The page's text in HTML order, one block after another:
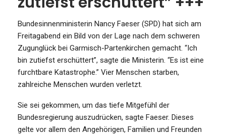
Bundesinnenministerin Nancy Faeser (SPD) hat sich am
Freitagabend ein Bild von der Lage nach dem schweren
Zugunglück bei Garmisch-Partenkirchen gemacht. “Ich
bin zutiefst erschüttert”, sagte die Ministerin. “Es ist eine
furchtbare Katastrophe.” Vier Menschen starben,
zahlreiche Menschen wurden verletzt.
Sie sei gekommen, um das tiefe Mitgefühl der
Bundesregierung auszudrücken, sagte Faeser. Dieses
gelte vor allem den Angehörigen, Familien und Freunden